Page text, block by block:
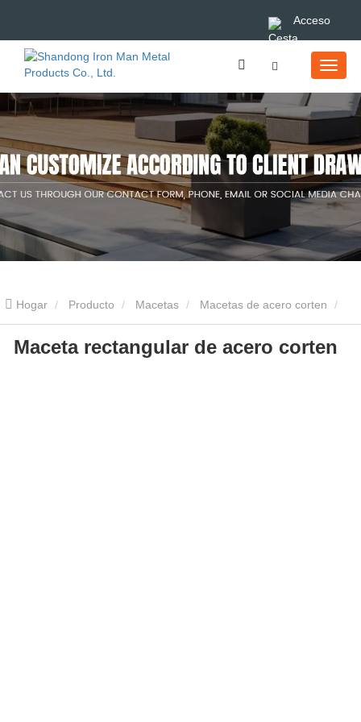
Acceso
Hogar Producto Macetas Macetas de acero corten
Maceta rectangular de acero corten
Maceta rectangular de acero corten